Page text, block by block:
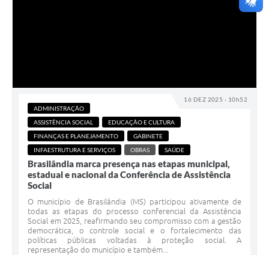
16 DEZ 2025 - 10h52
ADMINISTRAÇÃO
ASSISTÊNCIA SOCIAL
EDUCAÇÃO E CULTURA
FINANÇAS E PLANEJAMENTO
GABINETE
INFAESTRUTURA E SERVIÇOS
OBRAS SAÚDE
Brasilândia marca presença nas etapas municipal,
estadual e nacional da Conferência de Assistência
Social
O município de Brasilândia (MS) participou ativamente de
todas as etapas do processo conferencial da Assistência
Social em 2025, reafirmando seu compromisso com a gestão
democrática, o controle social e o fortalecimento das
políticas públicas voltadas à proteção social. A
representação do município e também...